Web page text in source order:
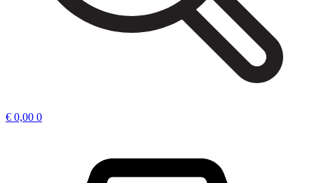
€ 0,00 0